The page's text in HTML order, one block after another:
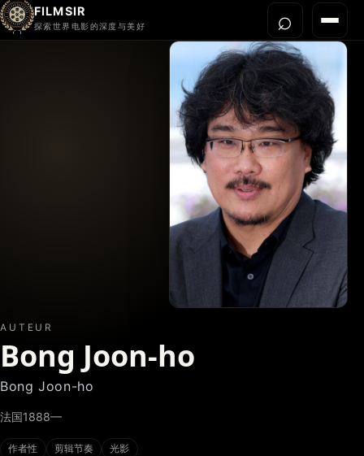
FILMSIR
探索世界电影的深度与美好 菜单
⌕打开
AUTEUR
Bong Joon-ho
Bong Joon-ho
法国1888—
作者性 剪辑节奏 光影